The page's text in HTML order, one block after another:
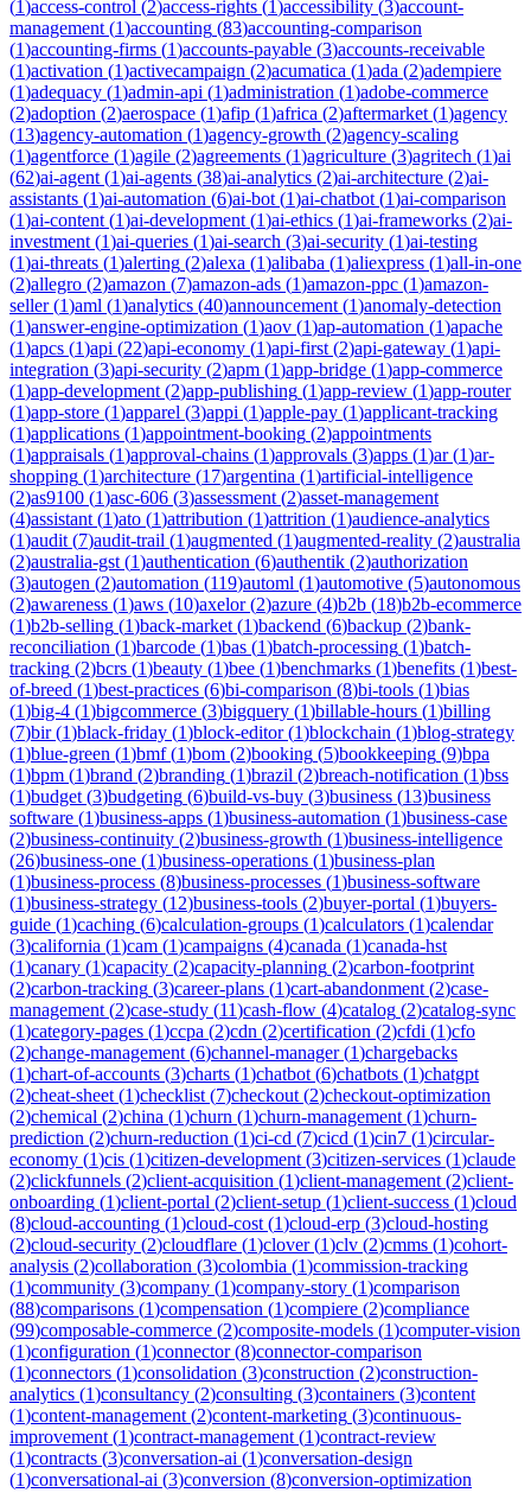
(1)access-control (2)access-rights (1)accessibility (3)account-
management (1)accounting (83)accounting-comparison
(1)accounting-firms (1)accounts-payable (3)accounts-receivable
(1)activation (1)activecampaign (2)acumatica (1)ada (2)adempiere
(1)adequacy (1)admin-api (1)administration (1)adobe-commerce
(2)adoption (2)aerospace (1)afip (1)africa (2)aftermarket (1)agency
(13)agency-automation (1)agency-growth (2)agency-scaling
(1)agentforce (1)agile (2)agreements (1)agriculture (3)agritech (1)ai
(62)ai-agent (1)ai-agents (38)ai-analytics (2)ai-architecture (2)ai-
assistants (1)ai-automation (6)ai-bot (1)ai-chatbot (1)ai-comparison
(1)ai-content (1)ai-development (1)ai-ethics (1)ai-frameworks (2)ai-
investment (1)ai-queries (1)ai-search (3)ai-security (1)ai-testing
(1)ai-threats (1)alerting (2)alexa (1)alibaba (1)aliexpress (1)all-in-one
(2)allegro (2)amazon (7)amazon-ads (1)amazon-ppc (1)amazon-
seller(1)aml (1)analytics (40)announcement (1)anomaly-detection
(1)answer-engine-optimization (1)aov (1)ap-automation (1)apache
(1)apcs (1)api (22)api-economy (1)api-first (2)api-gateway (1)api-
integration (3)api-security (2)apm (1)app-bridge (1)app-commerce
(1)app-development (2)app-publishing (1)app-review (1)app-router
(1)app-store (1)apparel (3)appi (1)apple-pay (1)applicant-tracking
(1)applications (1)appointment-booking (2)appointments
(1)appraisals (1)approval-chains (1)approvals (3)apps (1)ar(1)ar-
shopping (1)architecture (17)argentina (1)artificial-intelligence
(2)as9100 (1)asc-606 (3)assessment (2)asset-management
(4)assistant (1)ato (1)attribution (1)attrition (1)audience-analytics
(1)audit (7)audit-trail (1)augmented (1)augmented-reality (2)australia
(2)australia-gst (1)authentication (6)authentik (2)authorization
(3)autogen (2)automation (119)automl (1)automotive (5)autonomous
(2)awareness (1)aws (10)axelor(2)azure (4)b2b (18)b2b-ecommerce
(1)b2b-selling (1)back-market (1)backend (6)backup (2)bank-
reconciliation (1)barcode (1)bas (1)batch-processing (1)batch-
tracking (2)bcrs (1)beauty (1)bee (1)benchmarks (1)benefits (1)best-
of-breed (1)best-practices (6)bi-comparison (8)bi-tools (1)bias
(1)big-4 (1)bigcommerce (3)bigquery (1)billable-hours (1)billing
(7)bir(1)black-friday (1)block-editor(1)blockchain (1)blog-strategy
(1)blue-green (1)bmf(1)bom (2)booking (5)bookkeeping (9)bpa
(1)bpm (1)brand (2)branding (1)brazil (2)breach-notification (1)bss
(1)budget (3)budgeting (6)build-vs-buy (3)business (13)business
software (1)business-apps (1)business-automation (1)business-case
(2)business-continuity (2)business-growth (1)business-intelligence
(26)business-one (1)business-operations (1)business-plan
(1)business-process (8)business-processes (1)business-software
(1)business-strategy (12)business-tools (2)buyer-portal (1)buyers-
guide (1)caching (6)calculation-groups (1)calculators (1)calendar
(3)california (1)cam (1)campaigns (4)canada (1)canada-hst
(1)canary (1)capacity (2)capacity-planning (2)carbon-footprint
(2)carbon-tracking (3)career-plans (1)cart-abandonment (2)case-
management (2)case-study (11)cash-flow (4)catalog (2)catalog-sync
(1)category-pages (1)ccpa (2)cdn (2)certification (2)cfdi (1)cfo
(2)change-management (6)channel-manager(1)chargebacks
(1)chart-of-accounts (3)charts (1)chatbot (6)chatbots (1)chatgpt
(2)cheat-sheet (1)checklist (7)checkout (2)checkout-optimization
(2)chemical (2)china (1)churn (1)churn-management (1)churn-
prediction (2)churn-reduction (1)ci-cd (7)cicd (1)cin7 (1)circular-
economy (1)cis (1)citizen-development (3)citizen-services (1)claude
(2)clickfunnels (2)client-acquisition (1)client-management (2)client-
onboarding (1)client-portal (2)client-setup (1)client-success (1)cloud
(8)cloud-accounting (1)cloud-cost (1)cloud-erp (3)cloud-hosting
(2)cloud-security (2)cloudflare (1)clover(1)clv (2)cmms (1)cohort-
analysis (2)collaboration (3)colombia (1)commission-tracking
(1)community (3)company (1)company-story (1)comparison
(88)comparisons (1)compensation (1)compiere (2)compliance
(99)composable-commerce (2)composite-models (1)computer-vision
(1)configuration (1)connector(8)connector-comparison
(1)connectors (1)consolidation (3)construction (2)construction-
analytics (1)consultancy (2)consulting (3)containers (3)content
(1)content-management (2)content-marketing (3)continuous-
improvement (1)contract-management (1)contract-review
(1)contracts (3)conversation-ai (1)conversation-design
(1)conversational-ai (3)conversion (8)conversion-optimization